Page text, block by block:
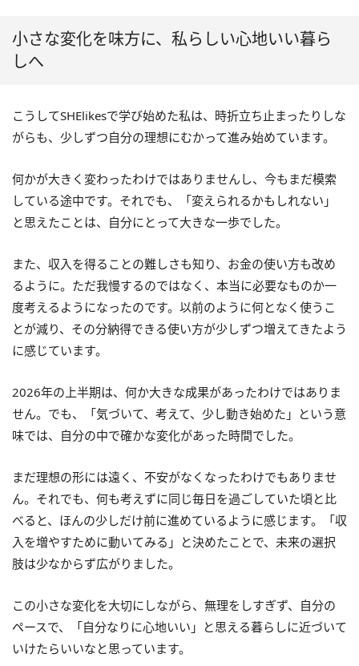
小さな変化を味方に、私らしい心地いい暮ら
しへ
こうしてSHElikesで学び始めた私は、時折立ち止まったりしな
がらも、少しずつ自分の理想にむかって進み始めています。
何かが大きく変わったわけではありませんし、今もまだ模索
している途中です。それでも、「変えられるかもしれない」
と思えたことは、自分にとって大きな一歩でした。
また、収入を得ることの難しさも知り、お金の使い方も改め
るように。ただ我慢するのではなく、本当に必要なものか一
度考えるようになったのです。以前のように何となく使うこ
とが減り、その分納得できる使い方が少しずつ増えてきたよう
に感じています。
2026年の上半期は、何か大きな成果があったわけではありま
せん。でも、「気づいて、考えて、少し動き始めた」という意
味では、自分の中で確かな変化があった時間でした。
まだ理想の形には遠く、不安がなくなったわけでもありませ
ん。それでも、何も考えずに同じ毎日を過ごしていた頃と比
べると、ほんの少しだけ前に進めているように感じます。「収
入を増やすために動いてみる」と決めたことで、未来の選択
肢は少なからず広がりました。
この小さな変化を大切にしながら、無理をしすぎず、自分の
ペースで、「自分なりに心地いい」と思える暮らしに近づいて
いけたらいいなと思っています。